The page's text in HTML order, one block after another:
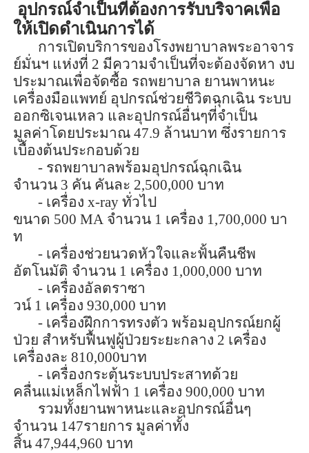
อุปกรณ์จำเป็นที่ต้องการรับบริจาคเพื่อ
ให้เปิดดำเนินการได้
การเปิดบริการของโรงพยาบาลพระอาจาร
ย์มั่นฯ แห่งที่ 2 มีความจำเป็นที่จะต้องจัดหา งบ
ประมาณเพื่อจัดซื้อ รถพยาบาล ยานพาหนะ
เครื่องมือแพทย์ อุปกรณ์ช่วยชีวิตฉุกเฉิน ระบบ
ออกซิเจนเหลว และอุปกรณ์อื่นๆที่จำเป็น
มูลค่าโดยประมาณ 47.9 ล้านบาท ซึ่งรายการ
เบื้องต้นประกอบด้วย
- รถพยาบาลพร้อมอุปกรณ์ฉุกเฉิน
จำนวน 3 คัน คันละ 2,500,000 บาท
- เครื่อง x-ray ทั่วไป
ขนาด 500 MA จำนวน 1 เครื่อง 1,700,000 บา
ท
- เครื่องช่วยนวดหัวใจและฟั้นคืนชีพ
อัตโนมัติ จำนวน 1 เครื่อง 1,000,000 บาท
- เครื่องอัลตราซา
วน์1 เครื่อง 930,000 บาท
- เครื่องฝึกการทรงตัว พร้อมอุปกรณ์ยกผู้
ป่วย สำหรับฟื้นฟูผู้ป่วยระยะกลาง 2 เครื่อง
เครื่องละ 810,000บาท
- เครื่องกระตุ้นระบบประสาทด้วย
คลื่นแม่เหล็กไฟฟ้า 1 เครื่อง 900,000 บาท
รวมทั้งยานพาหนะและอุปกรณ์อื่นๆ
จำนวน 147รายการ มูลค่าทั้ง
สิ้น 47,944,960 บาท